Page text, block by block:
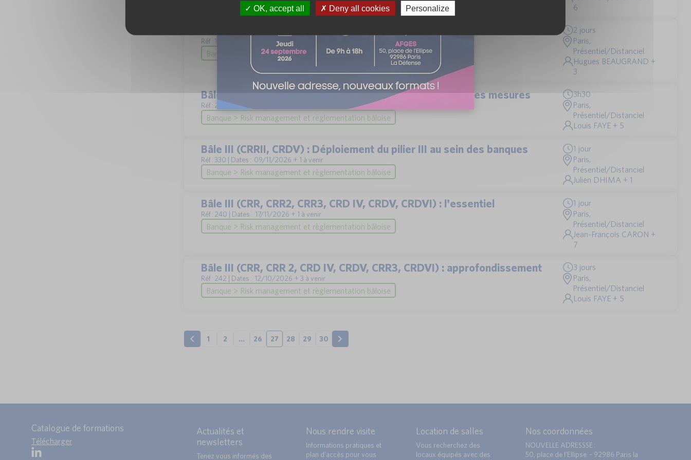
6
Réf : 140 | Dates : 17/12/2026 + 1 à venir
Banque > Comptabilité, contrôle de gestion et fiscalité
2 jours
Paris,
Présentiel/Distanciel
Hugues BEAUGRAND +
3
Bâle III et sa finalisation et CRR3 : synthèse des principales mesures
Réf : 244 | Dates : 08/12/2026 + 1 à venir
Banque > Risk management et règlementation bâloise
3h30
Paris,
Présentiel/Distanciel
Louis FAYE + 5
Bâle III (CRRII, CRDV) : Déploiement du pilier III au sein des banques
Réf : 330 | Dates : 09/11/2026 + 1 à venir
Banque > Risk management et règlementation bâloise
1 jour
Paris,
Présentiel/Distanciel
Julien DHIMA + 1
Bâle III (CRR, CRR2, CRR3, CRD IV, CRDV, CRDVI) : l'essentiel
Réf : 240 | Dates : 17/11/2026 + 1 à venir
Banque > Risk management et règlementation bâloise
1 jour
Paris,
Présentiel/Distanciel
Jean-François CARON +
7
Bâle III (CRR, CRR 2, CRD IV, CRDV, CRR3, CRDVI) : approfondissement
Réf : 242 | Dates : 12/10/2026 + 3 à venir
Banque > Risk management et règlementation bâloise
3 jours
Paris,
Présentiel/Distanciel
Louis FAYE + 5
1 2 … 26 27 28 29 30
Catalogue de formations
Télécharger
Actualités et
newsletters
Tenez vous informés des
Nous rendre visite
Informations pratiques et
plan d’accès pour vous
Location de salles
Vous recherchez des
locaux équipés avec des
Nos coordonnées
NOUVELLE ADRESSSE :
50, place de l’Ellipse – 92986 Paris la
OK, accept all Deny all cookies Personalize